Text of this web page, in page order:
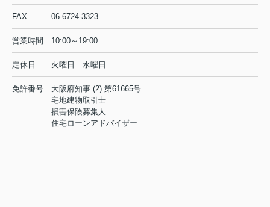
FAX 06-6724-3323
営業時間 10:00～19:00
定休日 火曜日 水曜日
免許番号
大阪府知事 (2) 第61665号
宅地建物取引士
損害保険募集人
住宅ローンアドバイザー